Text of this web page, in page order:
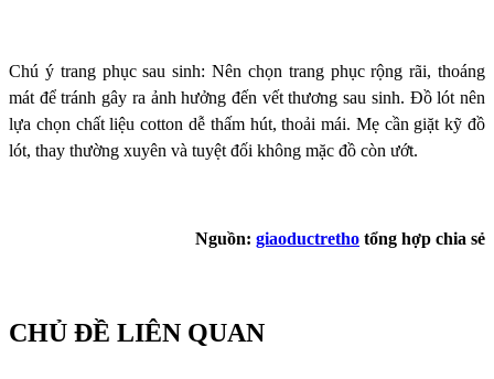
Chú ý trang phục sau sinh: Nên chọn trang phục rộng rãi, thoáng
mát để tránh gây ra ảnh hưởng đến vết thương sau sinh. Đồ lót nên
lựa chọn chất liệu cotton dễ thấm hút, thoải mái. Mẹ cần giặt kỹ đồ
lót, thay thường xuyên và tuyệt đối không mặc đồ còn ướt.
Nguồn: giaoductretho tổng hợp chia sẻ
CHỦ ĐỀ LIÊN QUAN